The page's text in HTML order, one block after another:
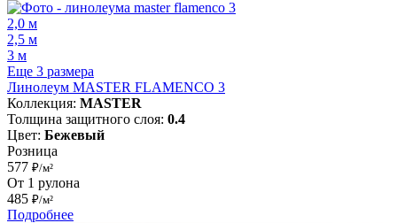
2,0 м
2,5 м
3 м
Еще 3 размера
Линолеум MASTER FLAMENCO 3
Коллекция: MASTER
Толщина защитного слоя: 0.4
Цвет: Бежевый
Розница
577 ₽/м²
От 1 рулона
485 ₽/м²
Подробнее